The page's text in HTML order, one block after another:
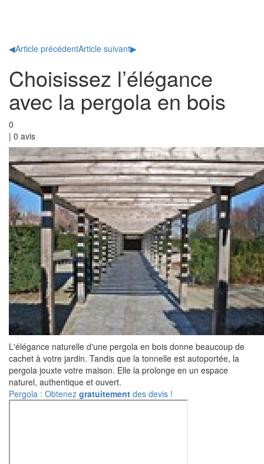
◀Article précédentArticle suivant▶
Choisissez l’élégance
avec la pergola en bois
0
| 0 avis
L'élégance naturelle d'une pergola en bois donne beaucoup de
cachet à votre jardin. Tandis que la tonnelle est autoportée, la
pergola jouxte votre maison. Elle la prolonge en un espace
naturel, authentique et ouvert.
Pergola : Obtenez gratuitement des devis !